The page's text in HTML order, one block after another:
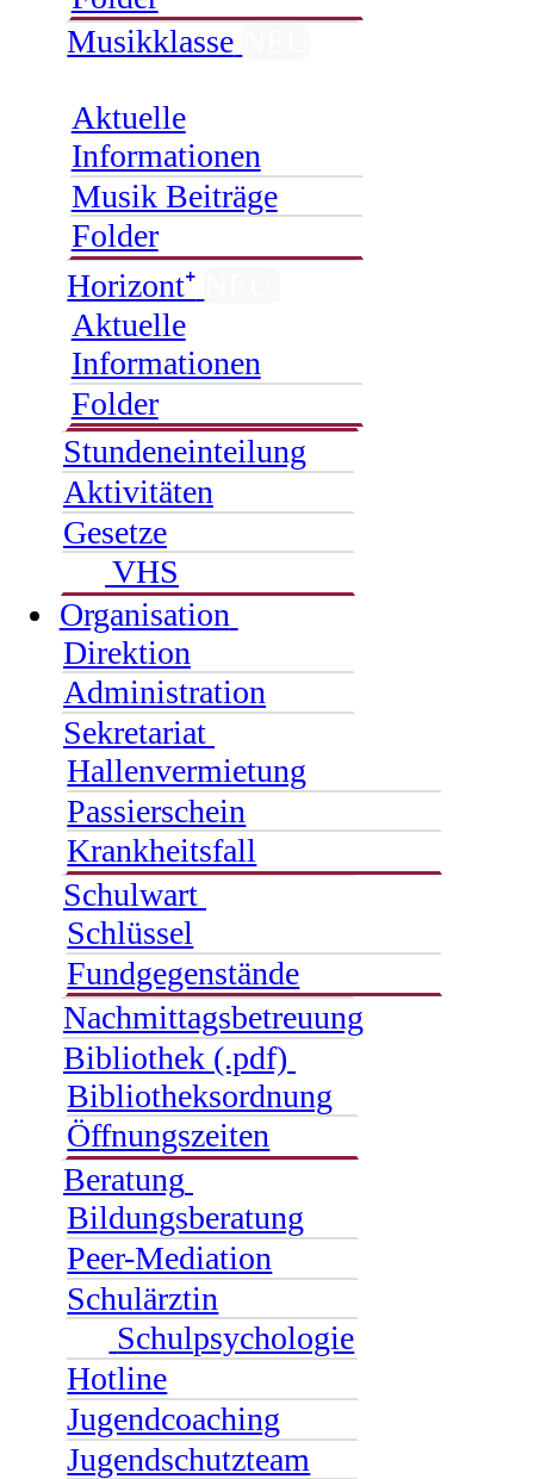
Musikklasse
Aktuelle
Informationen
Musik Beiträge
Folder
Horizont⁺
Aktuelle
Informationen
Folder
Stundeneinteilung
Aktivitäten
Gesetze
VHS
Organisation
Direktion
Administration
Sekretariat
Hallenvermietung
Passierschein
Krankheitsfall
Schulwart
Schlüssel
Fundgegenstände
Nachmittagsbetreuung
Bibliothek (.pdf)
Bibliotheksordnung
Öffnungszeiten
Beratung
Bildungsberatung
Peer-Mediation
Schulärztin
Schulpsychologie
Hotline
Jugendcoaching
Jugendschutzteam